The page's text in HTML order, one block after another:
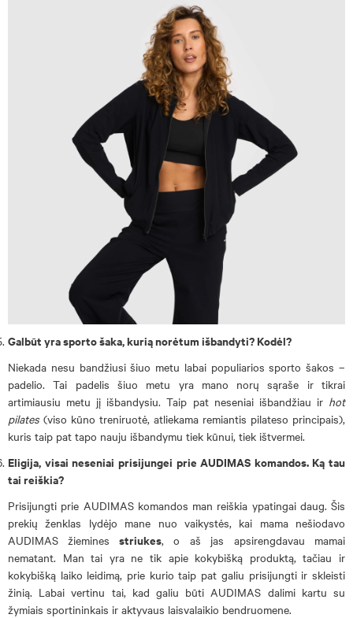
Galbūt yra sporto šaka, kurią norėtum išbandyti? Kodėl?
Niekada nesu bandžiusi šiuo metu labai populiarios sporto šakos –
padelio. Tai padelis šiuo metu yra mano norų sąraše ir tikrai
artimiausiu metu jį išbandysiu. Taip pat neseniai išbandžiau ir hot
pilates(viso kūno treniruotė, atliekama remiantis pilateso principais),
kuris taip pat tapo nauju išbandymu tiek kūnui, tiek ištvermei.
Eligija, visai neseniai prisijungei prie AUDIMAS komandos. Ką tau
tai reiškia?
Prisijungti prie AUDIMAS komandos man reiškia ypatingai daug. Šis
prekių ženklas lydėjo mane nuo vaikystės, kai mama nešiodavo
AUDIMAS žiemines striukes, o aš jas apsirengdavau mamai
nematant. Man tai yra ne tik apie kokybišką produktą, tačiau ir
kokybišką laiko leidimą, prie kurio taip pat galiu prisijungti ir skleisti
žinią. Labai vertinu tai, kad galiu būti AUDIMAS dalimi kartu su
žymiais sportininkais ir aktyvaus laisvalaikio bendruomene.